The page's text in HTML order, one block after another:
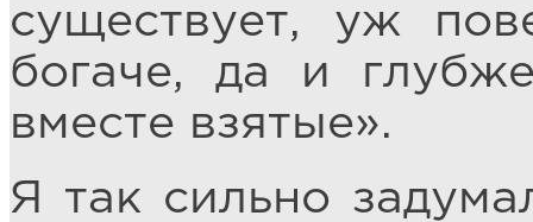
существует, уж
богаче, да и
вместе взятые».
Я так сильно